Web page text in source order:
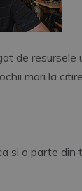
de
mari la
si o parte